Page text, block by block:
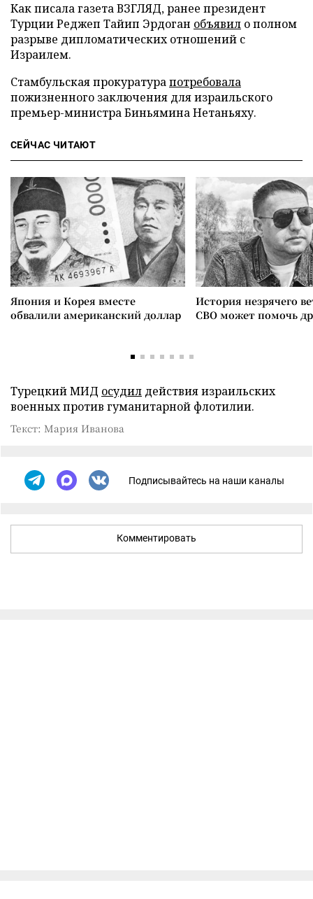
Как писала газета ВЗГЛЯД, ранее президент
Турции Реджеп Тайип Эрдоган объявил о полном
разрыве дипломатических отношений с
Израилем.
Стамбульская прокуратурапотребовала
пожизненного заключения для израильского
премьер-министра Биньямина Нетаньяху.
СЕЙЧАС ЧИТАЮТ
Япония и Корея вместе
обвалили американский доллар
История незрячего
СВО может помочь
Турецкий МИД осудил действия израильских
военных против гуманитарной флотилии.
Текст: Мария Иванова
Подписывайтесь на наши каналы
Комментировать